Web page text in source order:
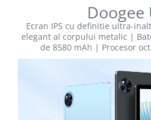
Doogee
Ecran IPS cu definitie ultra-
elegant al corpului metalic |
de 8580 mAh | Procesor